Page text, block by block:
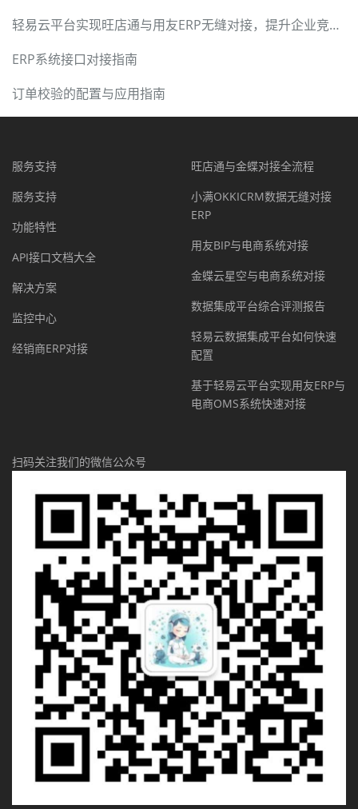
轻易云平台实现旺店通与用友ERP无缝对接，提升企业竞争力
ERP系统接口对接指南
订单校验的配置与应用指南
服务支持
服务支持
功能特性
API接口文档大全
解决方案
监控中心
经销商ERP对接
旺店通与金蝶对接全流程
小满OKKICRM数据无缝对接
ERP
用友BIP与电商系统对接
金蝶云星空与电商系统对接
数据集成平台综合评测报告
轻易云数据集成平台如何快速
配置
基于轻易云平台实现用友ERP与
电商OMS系统快速对接
扫码关注我们的微信公众号